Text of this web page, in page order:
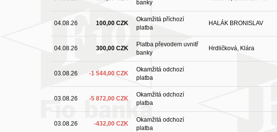
banky
04.08.26 100,00 CZK
Okamžitá příchozí
platba
HALÁK BRONISLAV
04.08.26 300,00 CZK
Platba převodem uvnitř
banky
Hrdličková, Klára
03.08.26 -1 544,00 CZK
Okamžitá odchozí
platba
03.08.26 -5 872,00 CZK
Okamžitá odchozí
platba
03.08.26 -432,00 CZK
Okamžitá odchozí
platba